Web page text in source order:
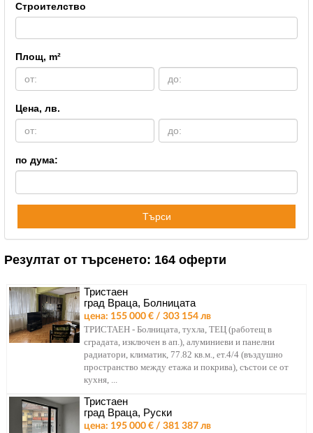
Строителство
Площ, m²
Цена, лв.
по дума:
Търси
Резултат от търсенето: 164 оферти
Тристаен
град Враца, Болницата
цена: 155 000 € / 303 154 лв
ТРИСТАЕН - Болницата, тухла, ТЕЦ (работещ в
сградата, изключен в ап.), алуминиеви и панелни
радиатори, климатик, 77.82 кв.м., ет.4/4 (въздушно
пространство между етажа и покрива), състои се от
кухня, ...
Тристаен
град Враца, Руски
цена: 195 000 € / 381 387 лв